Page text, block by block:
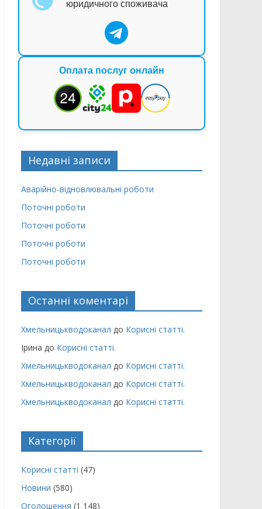
юридичного споживача
Оплата послуг онлайн
Недавні записи
Аварійно-відновлювальні роботи
Поточні роботи
Поточні роботи
Поточні роботи
Поточні роботи
Останні коментарі
Хмельницькводоканал до Корисні статті.
Ірина до Корисні статті.
Хмельницькводоканал до Корисні статті.
Хмельницькводоканал до Корисні статті.
Хмельницькводоканал до Корисні статті.
Категорії
Корисні статті (47)
Новини (580)
Оголошення (1 148)